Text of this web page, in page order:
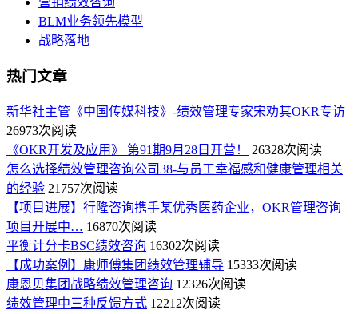
BLM业务领先模型
战略落地
热门文章
新华社主管《中国传媒科技》-绩效管理专家宋劝其OKR专访
26973次阅读
《OKR开发及应用》 第91期9月28日开营！
26328次阅读
怎么选择绩效管理咨询公司38-与员工幸福感和健康管理相关
的经验 21757次阅读
【项目进展】行隆咨询携手某优秀医药企业，OKR管理咨询
项目开展中… 16870次阅读
平衡计分卡BSC绩效咨询 16302次阅读
【成功案例】康师傅集团绩效管理辅导 15333次阅读
康恩贝集团战略绩效管理咨询 12326次阅读
绩效管理中三种反馈方式 12212次阅读